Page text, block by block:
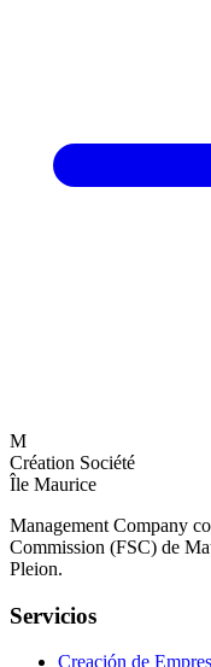
M
Création Société
Île Maurice
Management Company
Commission (FSC) de
Pleion.
Servicios
Creación de